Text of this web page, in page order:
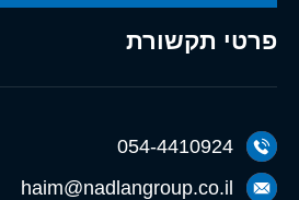
פרטי תקשורת
054-4410924
haim@nadlangroup.co.il